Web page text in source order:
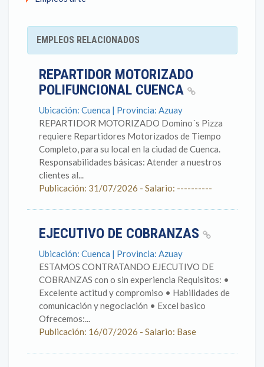
EMPLEOS RELACIONADOS
REPARTIDOR MOTORIZADO
POLIFUNCIONAL CUENCA
Ubicación: Cuenca | Provincia: Azuay
REPARTIDOR MOTORIZADO Domino´s Pizza
requiere Repartidores Motorizados de Tiempo
Completo, para su local en la ciudad de Cuenca.
Responsabilidades básicas: Atender a nuestros
clientes al...
Publicación: 31/07/2026 - Salario: ----------
EJECUTIVO DE COBRANZAS
Ubicación: Cuenca | Provincia: Azuay
ESTAMOS CONTRATANDO EJECUTIVO DE
COBRANZAS con o sin experiencia Requisitos: •⁠
⁠Excelente actitud y compromiso •⁠ ⁠Habilidades de
comunicación y negociación •⁠ ⁠Excel basico
Ofrecemos:...
Publicación: 16/07/2026 - Salario: Base